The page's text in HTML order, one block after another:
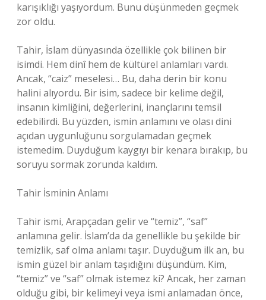
karışıklığı yaşıyordum. Bunu düşünmeden geçmek
zor oldu.
Tahir, İslam dünyasında özellikle çok bilinen bir
isimdi. Hem dinî hem de kültürel anlamları vardı.
Ancak, “caiz” meselesi… Bu, daha derin bir konu
halini alıyordu. Bir isim, sadece bir kelime değil,
insanın kimliğini, değerlerini, inançlarını temsil
edebilirdi. Bu yüzden, ismin anlamını ve olası dini
açıdan uygunluğunu sorgulamadan geçmek
istemedim. Duyduğum kaygıyı bir kenara bırakıp, bu
soruyu sormak zorunda kaldım.
Tahir İsminin Anlamı
Tahir ismi, Arapçadan gelir ve “temiz”, “saf”
anlamına gelir. İslam’da da genellikle bu şekilde bir
temizlik, saf olma anlamı taşır. Duyduğum ilk an, bu
ismin güzel bir anlam taşıdığını düşündüm. Kim,
“temiz” ve “saf” olmak istemez ki? Ancak, her zaman
olduğu gibi, bir kelimeyi veya ismi anlamadan önce,